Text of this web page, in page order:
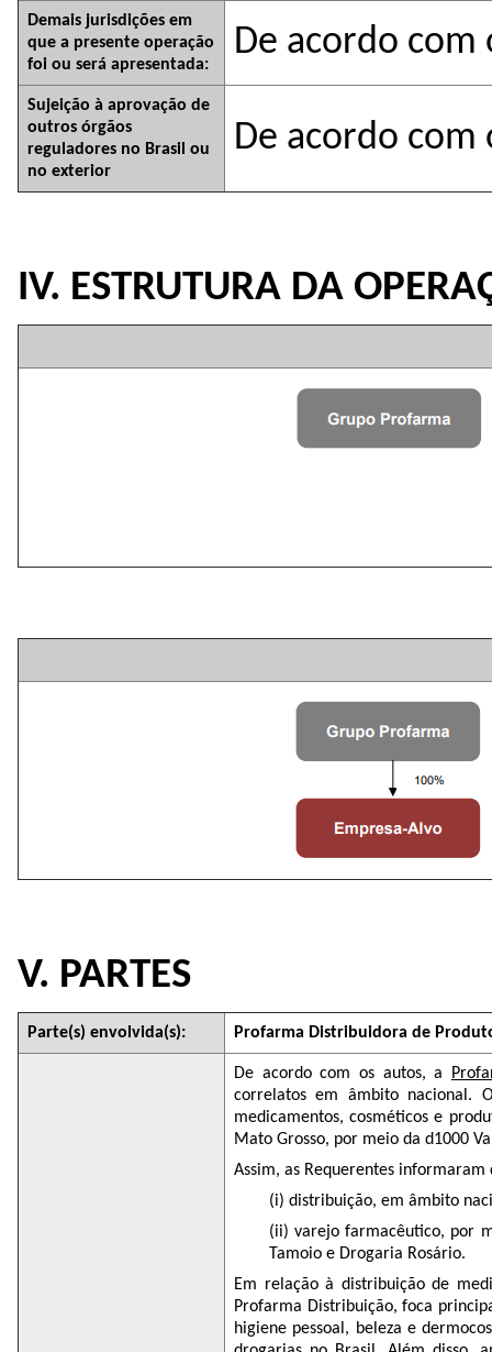
Demais jurisdições em
que a presente operação
foi ou será apresentada:
De acordo com
Sujeição à aprovação de
outros órgãos
reguladores no Brasil ou
no exterior
De acordo com
IV. ESTRUTURA DA
V. PARTES
Parte(s) envolvida(s): Profarma Distribuidora de
De acordo com os autos, a
correlatos em âmbito nacional.
medicamentos, cosméticos e
Mato Grosso, por meio da d1000
Assim, as Requerentes
(i) distribuição, em âmbito
(ii) varejo farmacêutico, por
Tamoio e Drogaria Rosário.
Em relação à distribuição de
Profarma Distribuição, foca
higiene pessoal, beleza e